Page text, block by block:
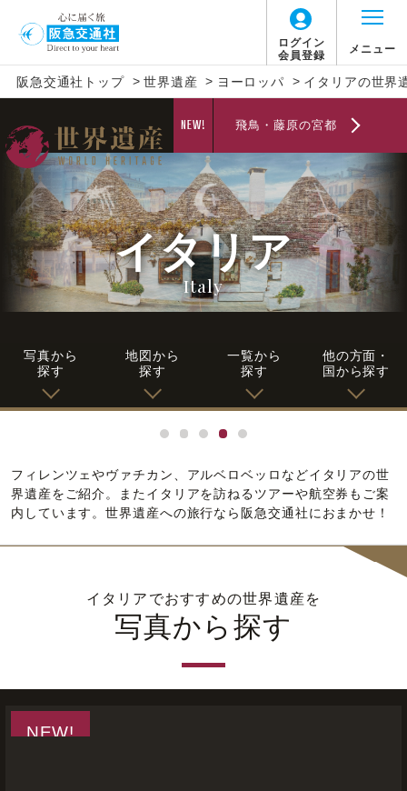
ログイン
会員登録
メニュー
阪急交通社トップ > 世界遺産 > ヨーロッパ > イタリアの世界
NEW! 飛鳥・藤原の宮都
イタリア
Italy
写真から
探す
地図から
探す
一覧から
探す
他の方面・
国から探す
フィレンツェやヴァチカン、アルベロベッロなどイタリアの世
界遺産をご紹介。またイタリアを訪ねるツアーや航空券もご案
内しています。世界遺産への旅行なら阪急交通社におまかせ！
イタリアでおすすめの世界遺産を
写真から探す
NEW!